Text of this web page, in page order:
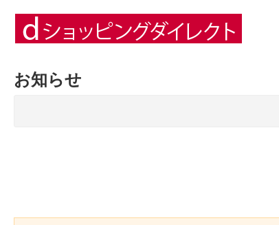
お知らせ